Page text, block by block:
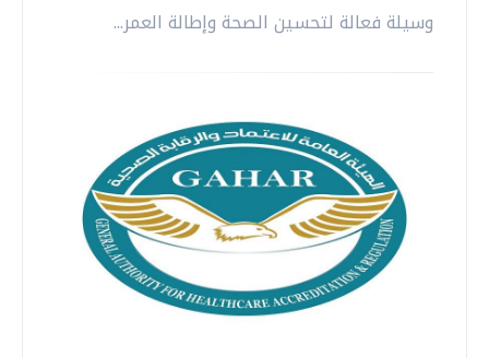
وسيلة فعالة لتحسين الصحة وإطالة العمر...